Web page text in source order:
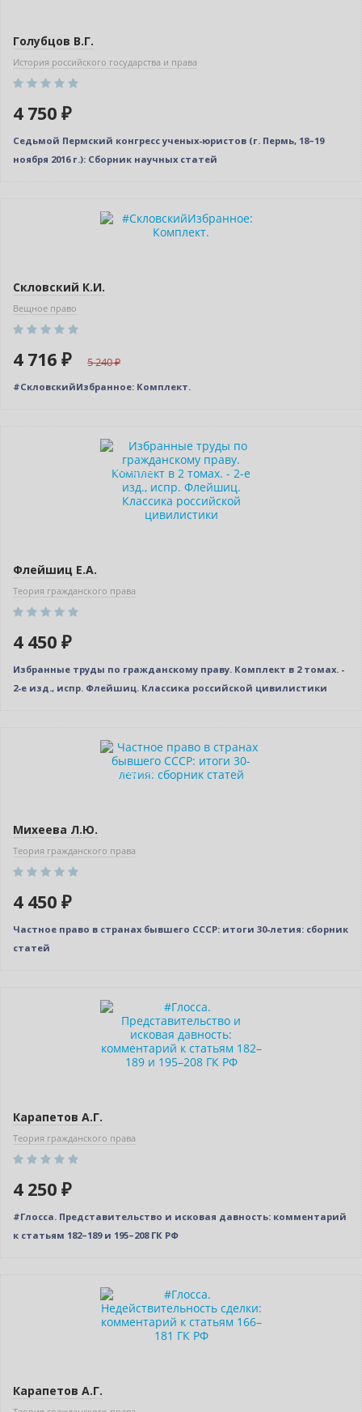
Голубцов В.Г.
История российского государства и права
4 750 ₽
Седьмой Пермский конгресс ученых-юристов (г. Пермь, 18–19
ноября 2016 г.): Сборник научных статей
–10% (скидка 524 ₽)
Скловский К.И.
Вещное право
4 716 ₽ 5 240
#СкловскийИзбранное: Комплект.
Индивидуальный подход
Флейшиц Е.А.
Теория гражданского права
4 450 ₽
Избранные труды по гражданскому праву. Комплект в 2 томах. -
2-е изд., испр. Флейшиц. Классика российской цивилистики
Индивидуальный подход
Михеева Л.Ю.
Теория гражданского права
4 450 ₽
Частное право в странах бывшего СССР: итоги 30-летия: сборник
статей
Карапетов А.Г.
Теория гражданского права
4 250 ₽
#Глосса. Представительство и исковая давность: комментарий
к статьям 182–189 и 195–208 ГК РФ
Карапетов А.Г.